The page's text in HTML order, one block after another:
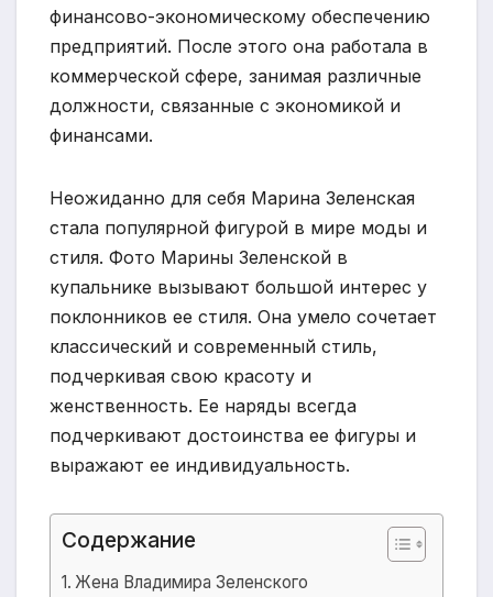
финансово-экономическому обеспечению
предприятий. После этого она работала в
коммерческой сфере, занимая различные
должности, связанные с экономикой и
финансами.
Неожиданно для себя Марина Зеленская
стала популярной фигурой в мире моды и
стиля. Фото Марины Зеленской в
купальнике вызывают большой интерес у
поклонников ее стиля. Она умело сочетает
классический и современный стиль,
подчеркивая свою красоту и
женственность. Ее наряды всегда
подчеркивают достоинства ее фигуры и
выражают ее индивидуальность.
Содержание
Жена Владимира Зеленского